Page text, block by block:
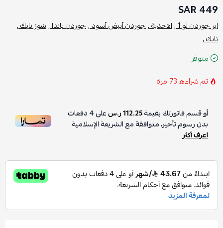
449 SAR
اير جوردن لو 1 , الاحذية ,جوردن أبيض أسود ,جوردن باندا ,شوز نايك ,
نايك ,
متوفر
تم شراءه73 مرة
أو قسم فاتورتك بقيمة112.25 ر.س على4دفعات
بدون رسوم تأخير، متوافقة مع الشريعة الإسلامية
اعرف أكثر